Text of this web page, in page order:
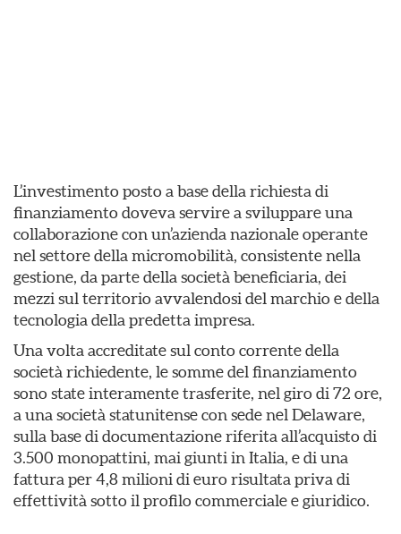
L’investimento posto a base della richiesta di
finanziamento doveva servire a sviluppare una
collaborazione con un’azienda nazionale operante
nel settore della micromobilità, consistente nella
gestione, da parte della società beneficiaria, dei
mezzi sul territorio avvalendosi del marchio e della
tecnologia della predetta impresa.
Una volta accreditate sul conto corrente della
società richiedente, le somme del finanziamento
sono state interamente trasferite, nel giro di 72 ore,
a una società statunitense con sede nel Delaware,
sulla base di documentazione riferita all’acquisto di
3.500 monopattini, mai giunti in Italia, e di una
fattura per 4,8 milioni di euro risultata priva di
effettività sotto il profilo commerciale e giuridico.